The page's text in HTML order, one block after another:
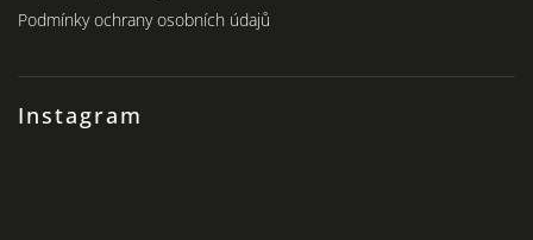
Instagram
Podmínky ochrany osobních údajů